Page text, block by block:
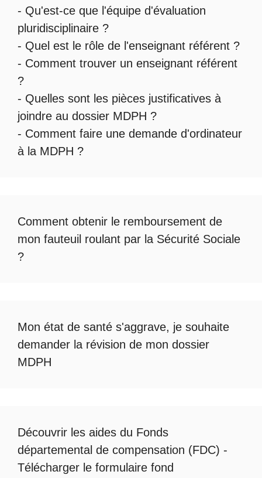
- Qu'est-ce que l'équipe d'évaluation
pluridisciplinaire ?
- Quel est le rôle de l'enseignant référent ?
- Comment trouver un enseignant référent
?
- Quelles sont les pièces justificatives à
joindre au dossier MDPH ?
- Comment faire une demande d'ordinateur
à la MDPH ?
Comment obtenir le remboursement de
mon fauteuil roulant par la Sécurité Sociale
?
Mon état de santé s'aggrave, je souhaite
demander la révision de mon dossier
MDPH
Découvrir les aides du Fonds
départemental de compensation (FDC) -
Télécharger le formulaire fond